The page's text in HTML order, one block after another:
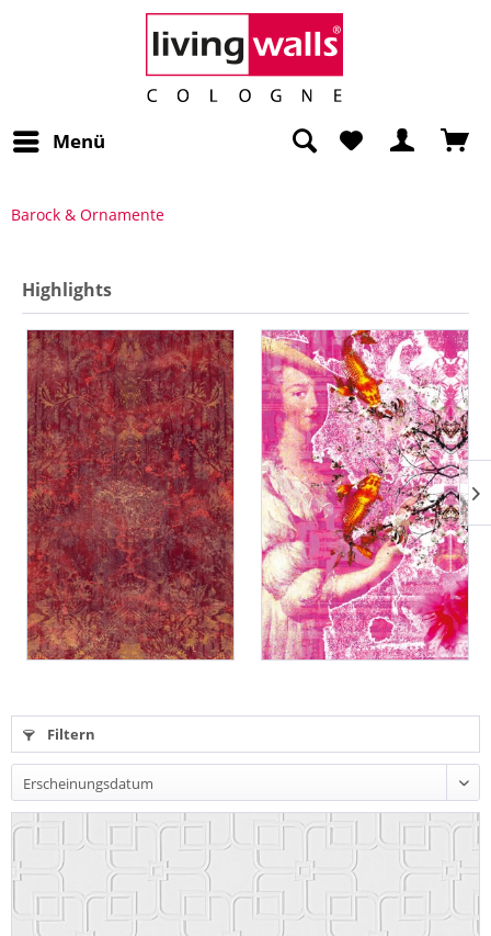
Menü
Barock & Ornamente
Highlights
Filtern